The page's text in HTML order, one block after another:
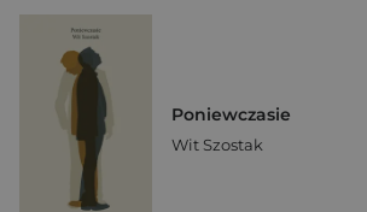
Poniewczasie
Wit Szostak